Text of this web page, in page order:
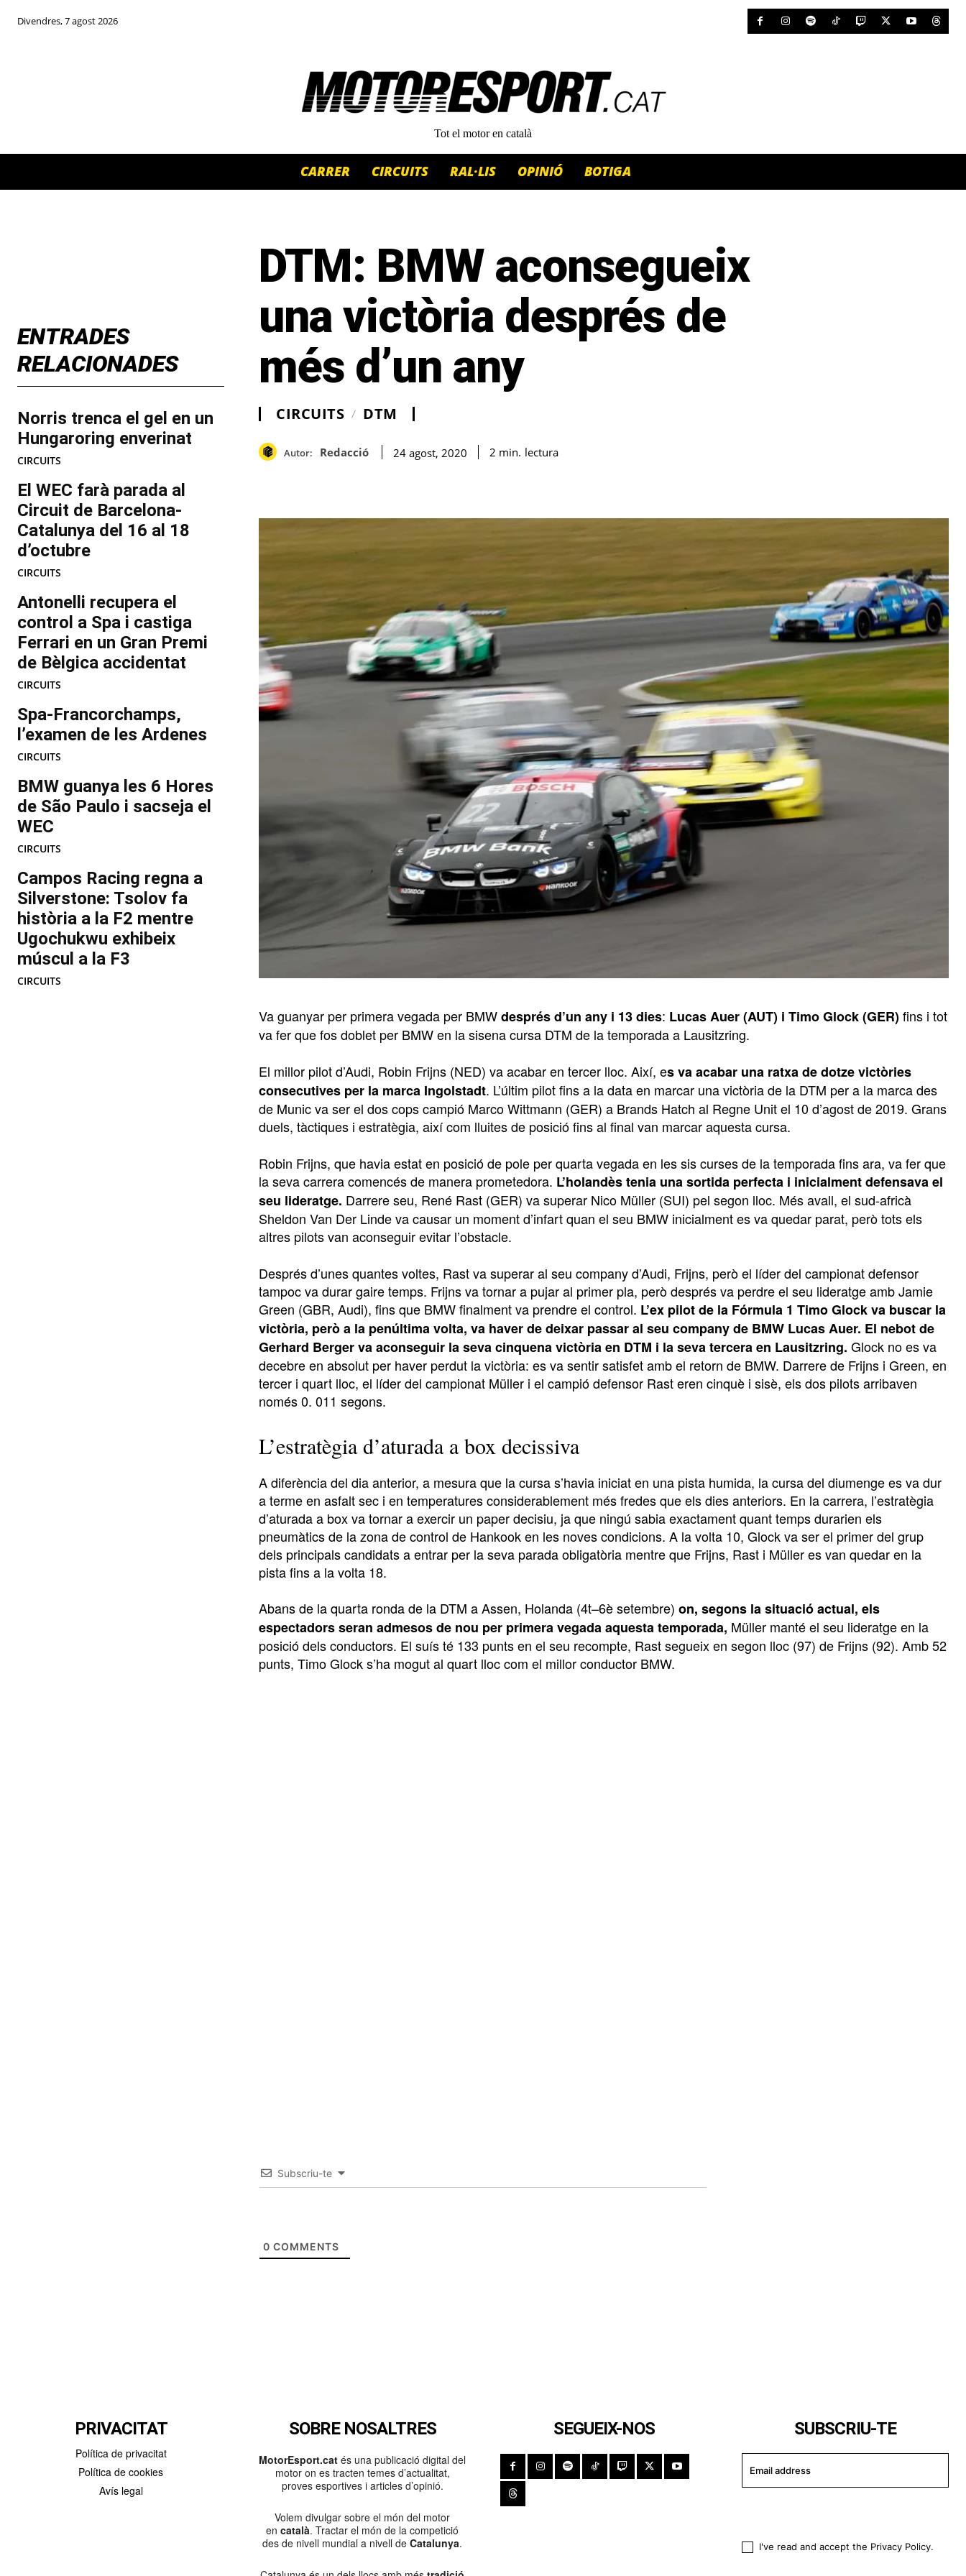
Divendres, 7 agost 2026
Tot el motor en català
CARRER CIRCUITS RAL·LIS OPINIÓ BOTIGA
ENTRADES
RELACIONADES
Norris trenca el gel en un
Hungaroring enverinat
CIRCUITS
El WEC farà parada al
Circuit de Barcelona-
Catalunya del 16 al 18
d’octubre
CIRCUITS
Antonelli recupera el
control a Spa i castiga
Ferrari en un Gran Premi
de Bèlgica accidentat
CIRCUITS
Spa-Francorchamps,
l’examen de les Ardenes
CIRCUITS
BMW guanya les 6 Hores
de São Paulo i sacseja el
WEC
CIRCUITS
Campos Racing regna a
Silverstone: Tsolov fa
història a la F2 mentre
Ugochukwu exhibeix
múscul a la F3
CIRCUITS
DTM: BMW aconsegueix
una victòria després de
més d’un any
CIRCUITS DTM
Autor: Redacció 24 agost, 2020 2 min. lectura
Va guanyar per primera vegada per BMWdesprés d’un any i 13 dies: Lucas Auer (AUT) i Timo Glock (GER)fins i tot
va fer que fos doblet per BMW en la sisena cursa DTM de la temporada a Lausitzring.
El millor pilot d’Audi, Robin Frijns (NED) va acabar en tercer lloc. Així, es va acabar una ratxa de dotze victòries
consecutives per la marca Ingolstadt. L’últim pilot fins a la data en marcar una victòria de la DTM per a la marca des
de Munic va ser el dos cops campió Marco Wittmann (GER) a Brands Hatch al Regne Unit el 10 d’agost de 2019. Grans
duels, tàctiques i estratègia, així com lluites de posició fins al final van marcar aquesta cursa.
Robin Frijns, que havia estat en posició de pole per quarta vegada en les sis curses de la temporada fins ara, va fer que
la seva carrera comencés de manera prometedora. L’holandès tenia una sortida perfecta i inicialment defensava el
seu lideratge. Darrere seu, René Rast (GER) va superar Nico Müller (SUI) pel segon lloc. Més avall, el sud-africà
Sheldon Van Der Linde va causar un moment d’infart quan el seu BMW inicialment es va quedar parat, però tots els
altres pilots van aconseguir evitar l’obstacle.
Després d’unes quantes voltes, Rast va superar al seu company d’Audi, Frijns, però el líder del campionat defensor
tampoc va durar gaire temps. Frijns va tornar a pujar al primer pla, però després va perdre el seu lideratge amb Jamie
Green (GBR, Audi), fins que BMW finalment va prendre el control. L’ex pilot de la Fórmula 1 Timo Glock va buscar la
victòria, però a la penúltima volta, va haver de deixar passar al seu company de BMW Lucas Auer. El nebot de
Gerhard Berger va aconseguir la seva cinquena victòria en DTM i la seva tercera en Lausitzring. Glock no es va
decebre en absolut per haver perdut la victòria: es va sentir satisfet amb el retorn de BMW. Darrere de Frijns i Green, en
tercer i quart lloc, el líder del campionat Müller i el campió defensor Rast eren cinquè i sisè, els dos pilots arribaven
només 0. 011 segons.
L’estratègia d’aturada a box decissiva
A diferència del dia anterior, a mesura que la cursa s’havia iniciat en una pista humida, la cursa del diumenge es va dur
a terme en asfalt sec i en temperatures considerablement més fredes que els dies anteriors. En la carrera, l’estratègia
d’aturada a box va tornar a exercir un paper decisiu, ja que ningú sabia exactament quant temps durarien els
pneumàtics de la zona de control de Hankook en les noves condicions. A la volta 10, Glock va ser el primer del grup
dels principals candidats a entrar per la seva parada obligatòria mentre que Frijns, Rast i Müller es van quedar en la
pista fins a la volta 18.
Abans de la quarta ronda de la DTM a Assen, Holanda (4t–6è setembre) on, segons la situació actual, els
espectadors seran admesos de nou per primera vegada aquesta temporada, Müller manté el seu lideratge en la
posició dels conductors. El suís té 133 punts en el seu recompte, Rast segueix en segon lloc (97) de Frijns (92). Amb 52
punts, Timo Glock s’ha mogut al quart lloc com el millor conductor BMW.
Subscriu-te
0 COMMENTS
PRIVACITAT
Política de privacitat
Política de cookies
Avís legal
SOBRE NOSALTRES
MotorEsport.cat és una publicació digital del
motor on es tracten temes d’actualitat,
proves esportives i articles d’opinió.
Volem divulgar sobre el món del motor
en català. Tractar el món de la competició
des de nivell mundial a nivell de Catalunya.
SEGUEIX-NOS SUBSCRIU-TE
I've read and accept the Privacy Policy.